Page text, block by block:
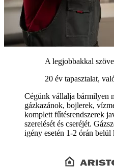
A legjobbakkal
20 év tapasztalat,
Cégünk vállalja bármilyen
gázkazánok, bojlerek,
komplett fűtésrendszerek
szerelését és cseréjét.
igény esetén 1-2 órán